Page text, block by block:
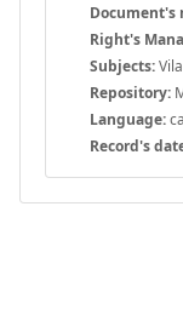
Document's
Right's
Subjects:
Repository:
Language:
Record's